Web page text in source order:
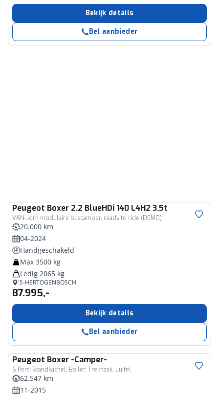
Bekijk details
Bel aanbieder
Peugeot Boxer 2.2 BlueHDi 140 L4H2 3.5t
VAN-Jorn modulaire buscamper, ready to ride (DEMO)
20.000 km
04-2024
Handgeschakeld
Max 3500 kg
Ledig 2065 kg
'S-HERTOGENBOSCH
87.995,-
Bekijk details
Bel aanbieder
Peugeot Boxer -Camper-
6 Pers! Standkachel, Boiler, Trekhaak, Luifel
62.547 km
11-2015